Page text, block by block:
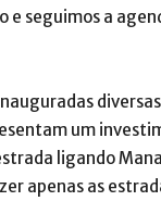
seguimos a
um
ligando
apenas as